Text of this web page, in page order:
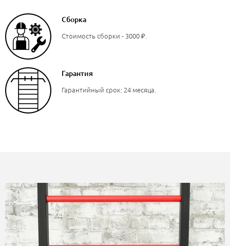
Сборка
Стоимость сборки - 3000 ₽.
Гарантия
Гарантийный срок: 24 месяца.